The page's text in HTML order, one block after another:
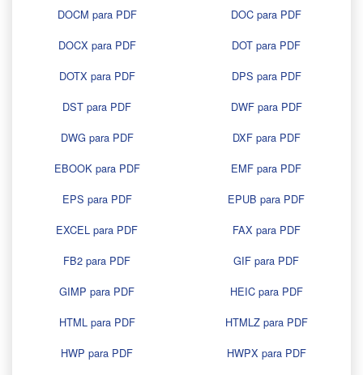
DOCM para PDF
DOC para PDF
DOCX para PDF
DOT para PDF
DOTX para PDF
DPS para PDF
DST para PDF
DWF para PDF
DWG para PDF
DXF para PDF
EBOOK para PDF
EMF para PDF
EPS para PDF
EPUB para PDF
EXCEL para PDF
FAX para PDF
FB2 para PDF
GIF para PDF
GIMP para PDF
HEIC para PDF
HTML para PDF
HTMLZ para PDF
HWP para PDF
HWPX para PDF